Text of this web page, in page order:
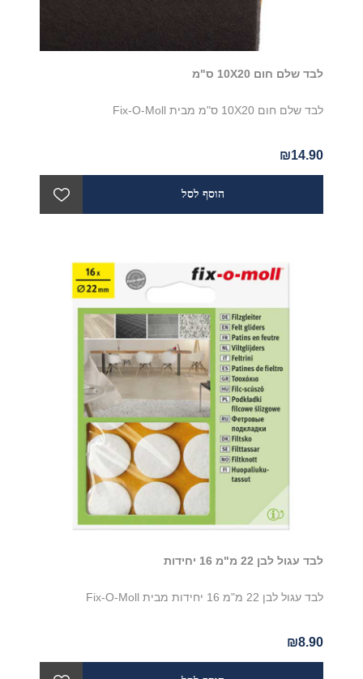
לבד שלם חום 10X20 ס"מ
לבד שלם חום 10X20 ס"מ מבית Fix-O-Moll
₪14.90
לבד עגול לבן 22 מ"מ 16 יחידות
לבד עגול לבן 22 מ"מ 16 יחידות מבית Fix-O-Moll
₪8.90